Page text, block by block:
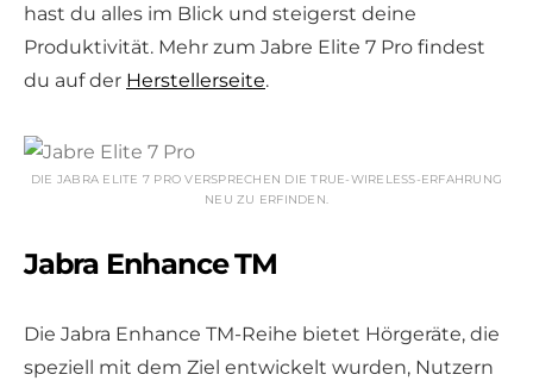
hast du alles im Blick und steigerst deine
Produktivität. Mehr zum Jabre Elite 7 Pro findest
du auf der Herstellerseite.
DIE JABRA ELITE 7 PRO VERSPRECHEN DIE TRUE-WIRELESS-ERFAHRUNG
NEU ZU ERFINDEN.
Jabra Enhance TM
Die Jabra Enhance TM-Reihe bietet Hörgeräte, die
speziell mit dem Ziel entwickelt wurden, Nutzern